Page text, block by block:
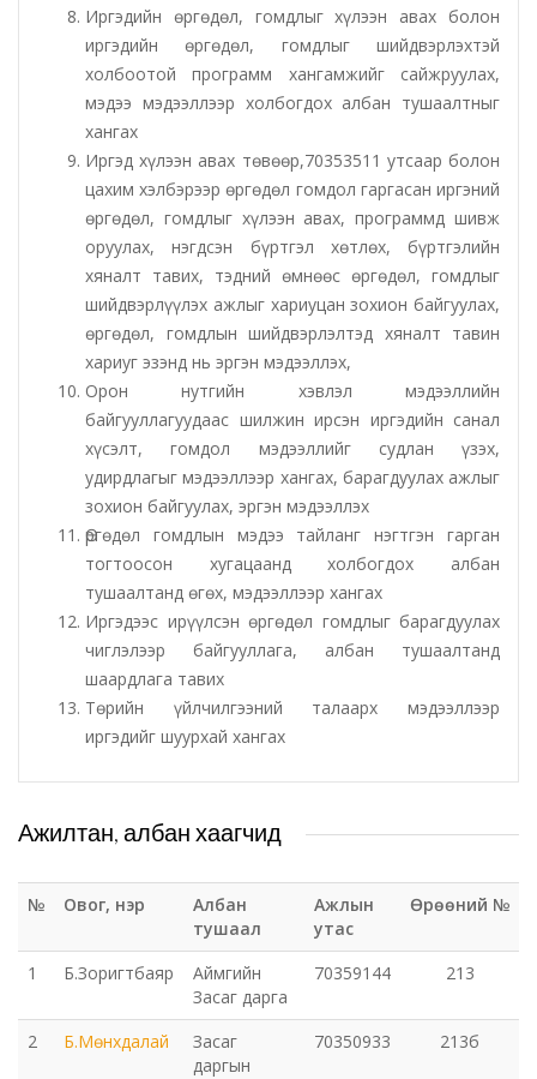
Эрүүл мэндийн газар
Авто тээврийн төв
Мал эмнэлгийн газар
Хүнс, хөдөө аж ахуйн газар
Баян-Өндөр сумын ЗДТГ
Жаргалант сумын ЗДТГ
Орхон аймгийн Иргэний хэргийн давж заалдах
шатны шүүх
Орхон аймгийн Эрүүгийн хэргийн давж заалдах
шатны шүүх
Орхон аймаг дахь Захиргааны хэргийн анхан
шатны шүүх
Орхон аймаг дахь Сум дундын эрүүгийн хэргийн
анхан шатны шүүх
Цэцэрлэгжүүлэлт ногоон байгууламжийн газар
Сум дундын ойн анги
Музей
Иргэдийн өргөдөл, гомдлыг хүлээн авах болон
иргэдийн өргөдөл, гомдлыг шийдвэрлэхтэй
холбоотой программ хангамжийг сайжруулах,
мэдээ мэдээллээр холбогдох албан тушаалтныг
хангах
Иргэд хүлээн авах төвөөр,70353511 утсаар болон
цахим хэлбэрээр өргөдөл гомдол гаргасан иргэний
өргөдөл, гомдлыг хүлээн авах, программд шивж
оруулах, нэгдсэн бүртгэл хөтлөх, бүртгэлийн
хяналт тавих, тэдний өмнөөс өргөдөл, гомдлыг
шийдвэрлүүлэх ажлыг хариуцан зохион байгуулах,
өргөдөл, гомдлын шийдвэрлэлтэд хяналт тавин
хариуг эзэнд нь эргэн мэдээллэх,
Орон нутгийн хэвлэл мэдээллийн
байгууллагуудаас шилжин ирсэн иргэдийн санал
хүсэлт, гомдол мэдээллийг судлан үзэх,
удирдлагыг мэдээллээр хангах, барагдуулах ажлыг
зохион байгуулах, эргэн мэдээллэх
Өргөдөл гомдлын мэдээ тайланг нэгтгэн гарган
тогтоосон хугацаанд холбогдох албан
тушаалтанд өгөх, мэдээллээр хангах
Иргэдээс ирүүлсэн өргөдөл гомдлыг барагдуулах
чиглэлээр байгууллага, албан тушаалтанд
шаардлага тавих
Төрийн үйлчилгээний талаарх мэдээллээр
иргэдийг шуурхай хангах
Ажилтан, албан хаагчид
№ Овог, нэр
Албан
тушаал
Ажлын
утас
Өрөөний №
1 Б.Зоригтбаяр
Аймгийн
Засаг дарга
70359144 213
2 Б.Мөнхдалай
Засаг
даргын
70350933 213б